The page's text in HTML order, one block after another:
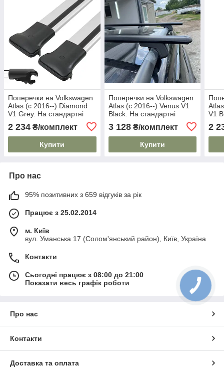
Поперечки на Volkswagen
Atlas (c 2016--) Diamond
V1 Grey. На стандартні
рейлінги. Без замка. Сірі
2 234 ₴/комплект
Купити
Поперечки на Volkswagen
Atlas (c 2016--) Venus V1
Black. На стандартні
рейлінги. Без замка. Чорні
3 128₴/комплект
Купити
V1
2
Про нас
95% позитивних з 659 відгуків за рік
Працює з 25.02.2014
м. Київ
вул. Уманська 17 (Солом'янський район), Київ, Україна
Контакти
Сьогодні працює з 08:00 до 21:00
Показати весь графік роботи
Про нас
Контакти
Доставка та оплата